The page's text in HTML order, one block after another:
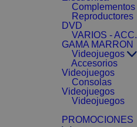
Complementos
Reproductores
DVD
VARIOS - ACC.
GAMA MARRON
Videojuegos
Accesorios
Videojuegos
Consolas
Videojuegos
Videojuegos
PROMOCIONES